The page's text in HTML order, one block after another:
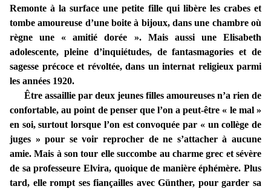
Remonte à la surface une petite fille qui libère les crabes et
tombe amoureuse d’une boite à bijoux, dans une chambre où
règne une « amitié dorée ». Mais aussi une Elisabeth
adolescente, pleine d’inquiétudes, de fantasmagories et de
sagesse précoce et révoltée, dans un internat religieux parmi
les années 1920.
Être assaillie par deux jeunes filles amoureuses n’a rien de
confortable, au point de penser que l’on a peut-être « le mal »
en soi, surtout lorsque l’on est convoquée par « un collège de
juges » pour se voir reprocher de ne s’attacher à aucune
amie. Mais à son tour elle succombe au charme grec et sévère
de sa professeure Elvira, quoique de manière éphémère. Plus
tard, elle rompt ses fiançailles avec Günther, pour garder sa